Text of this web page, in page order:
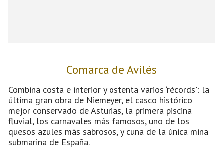
Comarca de Avilés
Combina costa e interior y ostenta varios ‘récords': la
última gran obra de Niemeyer, el casco histórico
mejor conservado de Asturias, la primera piscina
fluvial, los carnavales más famosos, uno de los
quesos azules más sabrosos, y cuna de la única mina
submarina de España.